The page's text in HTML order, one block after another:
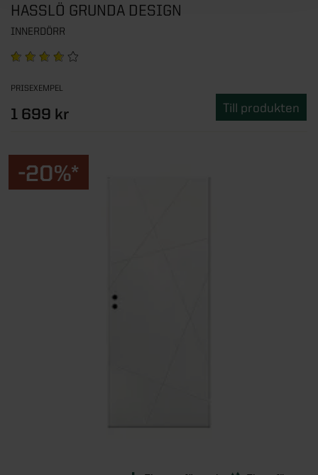
HASSLÖ GRUNDA DESIGN
INNERDÖRR
PRISEXEMPEL
1 699 kr Till produkten
-20%*